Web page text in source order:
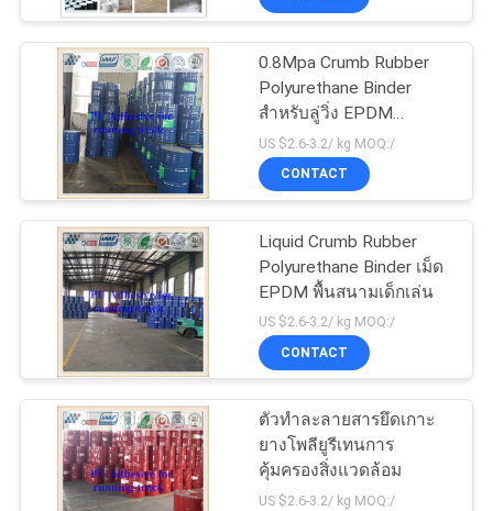
พื้นสนามเทนนิส
พื้นอีพ็อกซี่ที่จอดรถ
0.8Mpa Crumb Rubber
Polyurethane Binder
สำหรับลู่วิ่ง EPDM
Granules
US $2.6-3.2/ kg MOQ:/
CONTACT
Liquid Crumb Rubber
Polyurethane Binder เม็ด
EPDM พื้นสนามเด็กเล่น
US $2.6-3.2/ kg MOQ:/
CONTACT
ตัวทำละลายสารยึดเกาะ
ยางโพลียูรีเทนการ
คุ้มครองสิ่งแวดล้อม
US $2.6-3.2/ kg MOQ:/